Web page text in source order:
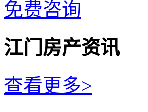
免费咨询
江门房产资讯
查看更多>